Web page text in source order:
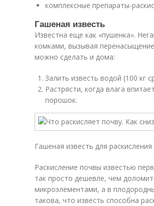
комплексные препараты-
Гашеная известь
Известна еще как «пушенка».
комками, вызывая
можно сделать и дома:
Залить известь водой (100 кг
Растрясти, когда влага
порошок.
Гашеная известь для
Раскисление почвы известью
так просто дешевле, чем
микроэлементами, а в
такова, что известь способна